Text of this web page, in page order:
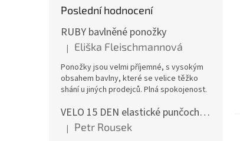
Poslední hodnocení
RUBY bavlněné ponožky
Hodnocení produktu je 5 z 5 hvězdiček.
| Eliška Fleischmannová
Ponožky jsou velmi příjemné, s vysokým
obsahem bavlny, které se velice těžko
shání u jiných prodejců. Plná spokojenost.
VELO 15 DEN elastické punčochové kalhoty
Hodnocení produktu je 5 z 5 hvězdiček.
| Petr Rousek